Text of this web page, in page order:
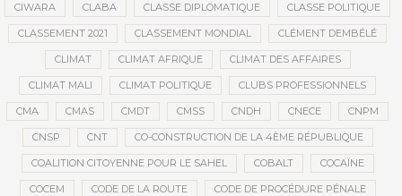
CIWARA CLABA CLASSE DIPLOMATIQUE CLASSE POLITIQUE
CLASSEMENT 2021 CLASSEMENT MONDIAL CLÉMENT DEMBÉLÉ
CLIMAT CLIMAT AFRIQUE CLIMAT DES AFFAIRES
CLIMAT MALI CLIMAT POLITIQUE CLUBS PROFESSIONNELS
CMA CMAS CMDT CMSS CNDH CNECE CNPM
CNSP CNT CO-CONSTRUCTION DE LA 4ÈME RÉPUBLIQUE
COALITION CITOYENNE POUR LE SAHEL COBALT COCAÏNE
COCEM CODE DE LA ROUTE CODE DE PROCÉDURE PÉNALE